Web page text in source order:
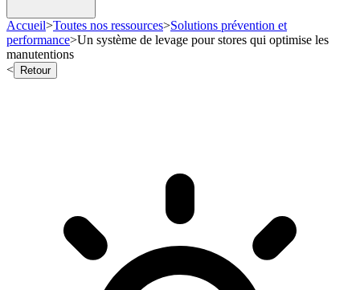
Accueil>Toutes nos ressources>Solutions prévention et
performance>Un système de levage pour stores qui optimise les
manutentions
<
Retour